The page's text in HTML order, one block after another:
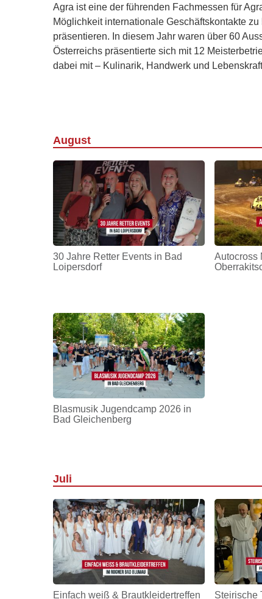
Agra ist eine der führenden Fachmessen für
Möglichkeit internationale Geschäftskontakte
präsentieren. In diesem Jahr waren über 60
Österreichs präsentierte sich mit 12
dabei mit – Kulinarik, Handwerk und
August
30 Jahre Retter Events in Bad
Loipersdorf
Autocross
Blasmusik Jugendcamp 2026 in
Bad Gleichenberg
Juli
Einfach weiß & Brautkleidertreffen
Steirische